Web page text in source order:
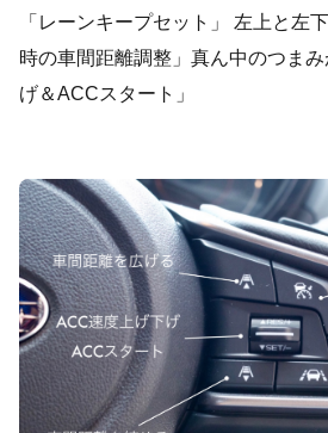
「レーンキープセット」 左上と左
時の車間距離調整」真ん中のつま
げ＆ACCスタート」